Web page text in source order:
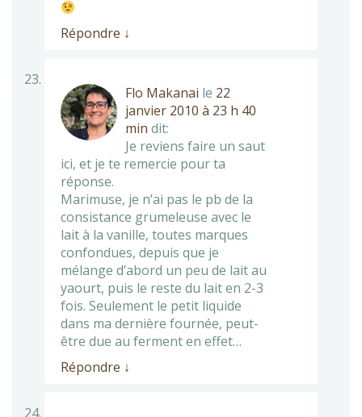
Répondre ↓
Flo Makanai le 22
janvier 2010 à 23 h 40
min dit:
Je reviens faire un saut
ici, et je te remercie pour ta
réponse.
Marimuse, je n’ai pas le pb de la
consistance grumeleuse avec le
lait à la vanille, toutes marques
confondues, depuis que je
mélange d’abord un peu de lait au
yaourt, puis le reste du lait en 2-3
fois. Seulement le petit liquide
dans ma dernière fournée, peut-
être due au ferment en effet…
Répondre ↓